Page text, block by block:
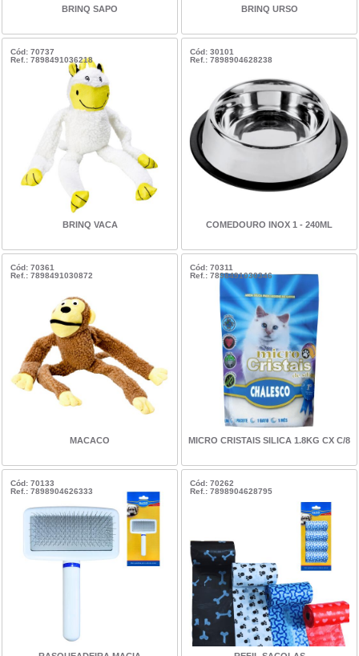
BRINQ SAPO BRINQ URSO
Cód: 70737
Ref.: 7898491036218
BRINQ VACA
Cód: 30101
Ref.: 7898904628238
COMEDOURO INOX 1 - 240ML
Cód: 70361
Ref.: 7898491030872
MACACO
Cód: 70311
Ref.: 7898491030346
MICRO CRISTAIS SILICA 1.8KG CX C/8
Cód: 70133
Ref.: 7898904626333
Cód: 70262
Ref.: 7898904628795